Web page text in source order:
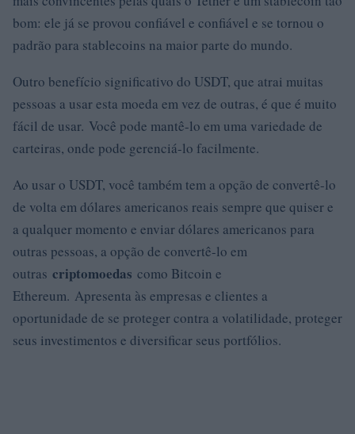
bom: ele já se provou confiável e confiável e se tornou o
padrão para stablecoins na maior parte do mundo.
Outro benefício significativo do USDT, que atrai muitas
pessoas a usar esta moeda em vez de outras, é que é muito
fácil de usar. Você pode mantê-lo em uma variedade de
carteiras, onde pode gerenciá-lo facilmente.
Ao usar o USDT, você também tem a opção de convertê-lo
de volta em dólares americanos reais sempre que quiser e
a qualquer momento e enviar dólares americanos para
outras pessoas, a opção de convertê-lo em
outras criptomoedas como Bitcoin e
Ethereum. Apresenta às empresas e clientes a
oportunidade de se proteger contra a volatilidade, proteger
seus investimentos e diversificar seus portfólios.